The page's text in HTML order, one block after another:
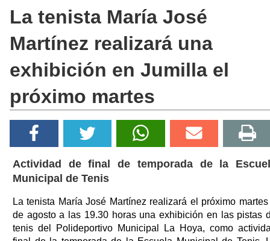
La tenista María José
Martínez realizará una
exhibición en Jumilla el
próximo martes
Actividad de final de temporada de la
Municipal de Tenis
La tenista María José Martínez realizará el próximo
de agosto a las 19.30 horas una exhibición en las pistas
tenis del Polideportivo Municipal La Hoya, como